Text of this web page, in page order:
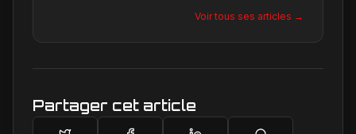
permet de décrypter les tendances et les
secrets de la marque, offrant une plongée
passionnés.
Voir tous ses articles →
Partager cet article